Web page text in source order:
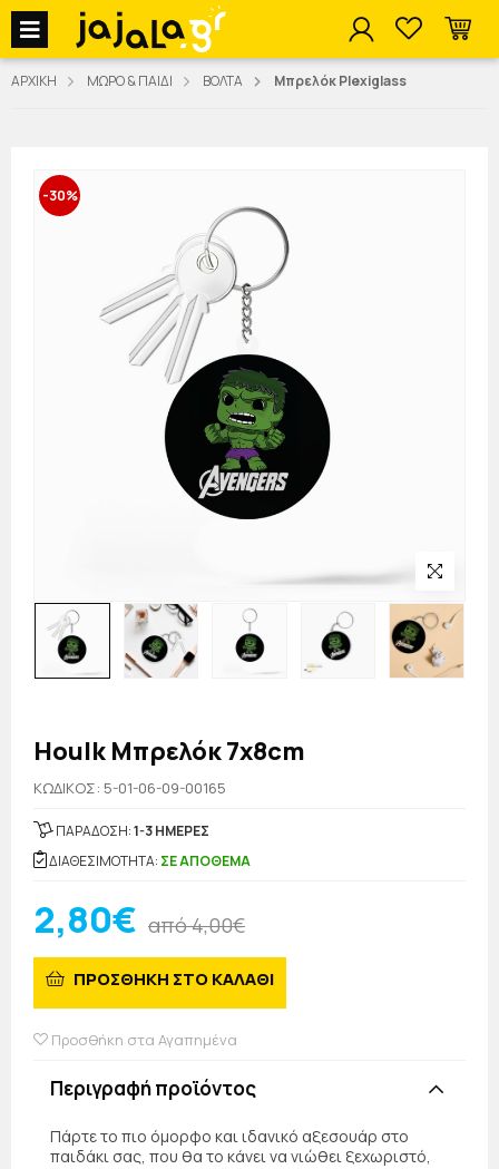
jajala Menu
ΑΡΧΙΚΗ ΜΩΡΟ & ΠΑΙΔΙ ΒΟΛΤΑ Μπρελόκ Plexiglass
-30%
Houlk Μπρελόκ 7x8cm
KΩΔΙΚΟΣ: 5-01-06-09-00165
ΠΑΡΑΔΟΣΗ:1-3 ΗΜΕΡΕΣ
ΔΙΑΘΕΣΙΜΟΤΗΤΑ: ΣΕ ΑΠΟΘΕΜΑ
2,80€ από 4,00€
ΠΡΟΣΘΗΚΗ ΣΤΟ ΚΑΛΑΘΙ
Προσθήκη στα Αγαπημένα
Περιγραφή προϊόντος
Πάρτε το πιο όμορφο και ιδανικό αξεσουάρ στο
παιδάκι σας, που θα το κάνει να νιώθει ξεχωριστό,